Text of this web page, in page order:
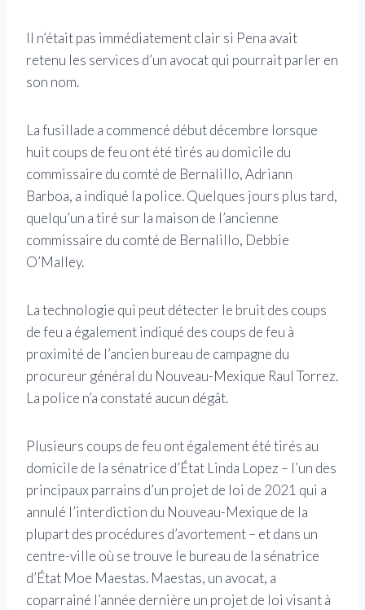
Il n’était pas immédiatement clair si Pena avait
retenu les services d’un avocat qui pourrait parler en
son nom.
La fusillade a commencé début décembre lorsque
huit coups de feu ont été tirés au domicile du
commissaire du comté de Bernalillo, Adriann
Barboa, a indiqué la police. Quelques jours plus tard,
quelqu’un a tiré sur la maison de l’ancienne
commissaire du comté de Bernalillo, Debbie
O’Malley.
La technologie qui peut détecter le bruit des coups
de feu a également indiqué des coups de feu à
proximité de l’ancien bureau de campagne du
procureur général du Nouveau-Mexique Raul Torrez.
La police n’a constaté aucun dégât.
Plusieurs coups de feu ont également été tirés au
domicile de la sénatrice d’État Linda Lopez – l’un des
principaux parrains d’un projet de loi de 2021 qui a
annulé l’interdiction du Nouveau-Mexique de la
plupart des procédures d’avortement – ​​et dans un
centre-ville où se trouve le bureau de la sénatrice
d’État Moe Maestas. Maestas, un avocat, a
coparrainé l’année dernière un projet de loi visant à